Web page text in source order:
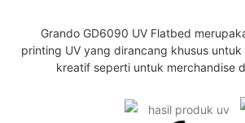
Grando GD6090 UV Flatbed
printing UV yang dirancang khusus
kreatif seperti untuk merchandise